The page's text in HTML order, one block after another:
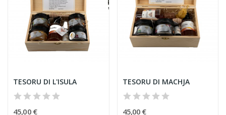
TESORU DI L'ISULA
45,00 €
TESORU DI MACHJA
45,00 €